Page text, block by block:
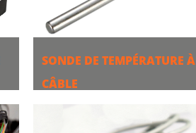
SONDE DE TEMPÉRATURE À
CÂBLE